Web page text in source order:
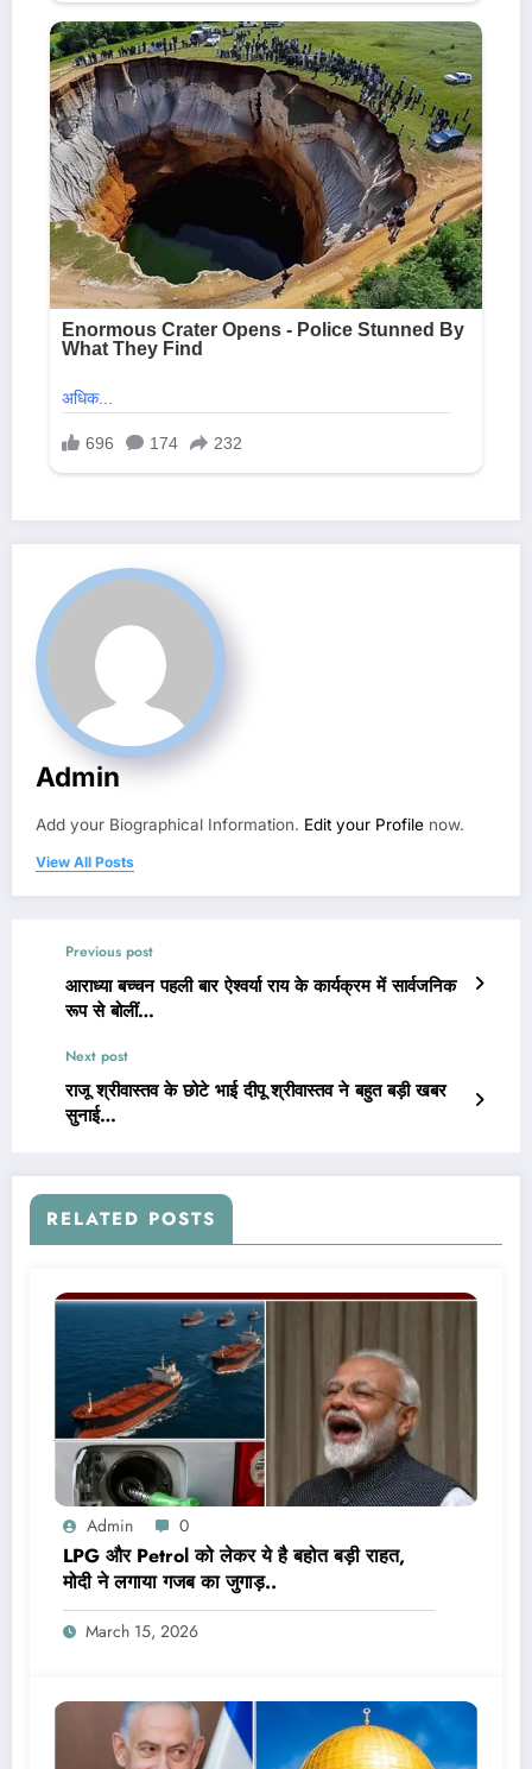
Admin
Add your Biographical Information. Edit your Profile now.
View All Posts
Previous post
आराध्या बच्चन पहली बार ऐश्वर्या राय के कार्यक्रम में सार्वजनिक
रूप से बोलीं…
Next post
राजू श्रीवास्तव के छोटे भाई दीपू श्रीवास्तव ने बहुत बड़ी खबर
सुनाई…
RELATED POSTS
Admin 0
LPG और Petrol को लेकर ये है बहोत बड़ी राहत,
मोदी ने लगाया गजब का जुगाड़..
March 15, 2026